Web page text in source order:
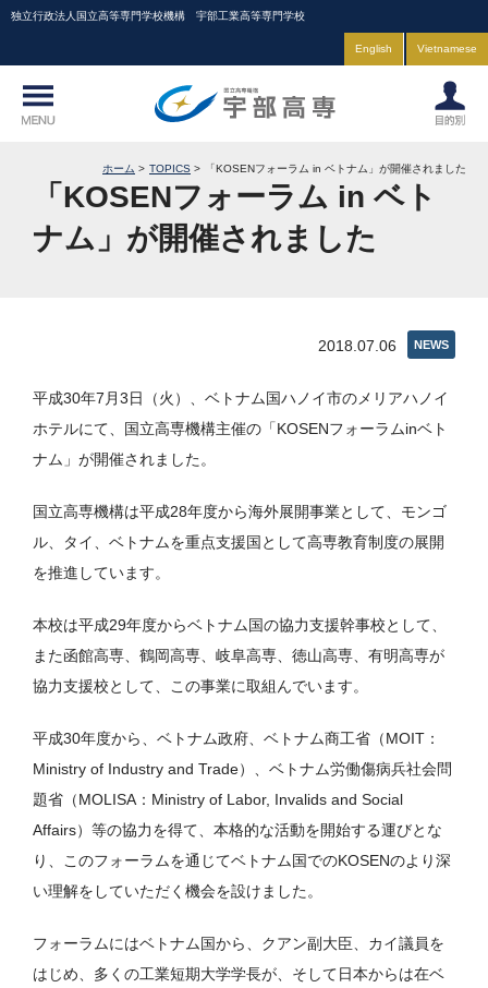
独立行政法人国立高等専門学校機構 宇部工業高等専門学校
English Vietnamese
ホーム TOPICS 「KOSENフォーラム in ベトナム」が開催されました
「KOSENフォーラム in ベト
ナム」が開催されました
NEWS
2018.07.06
平成30年7月3日（火）、ベトナム国ハノイ市のメリアハノイ
ホテルにて、国立高専機構主催の「KOSENフォーラムinベト
ナム」が開催されました。
国立高専機構は平成28年度から海外展開事業として、モンゴ
ル、タイ、ベトナムを重点支援国として高専教育制度の展開
を推進しています。
本校は平成29年度からベトナム国の協力支援幹事校として、
また函館高専、鶴岡高専、岐阜高専、徳山高専、有明高専が
協力支援校として、この事業に取組んでいます。
平成30年度から、ベトナム政府、ベトナム商工省（MOIT：
Ministry of Industry and Trade）、ベトナム労働傷病兵社会問
題省（MOLISA：Ministry of Labor, Invalids and Social
Affairs）等の協力を得て、本格的な活動を開始する運びとな
り、このフォーラムを通じてベトナム国でのKOSENのより深
い理解をしていただく機会を設けました。
フォーラムにはベトナム国から、クアン副大臣、カイ議員を
はじめ、多くの工業短期大学学長が、そして日本からは在ベ